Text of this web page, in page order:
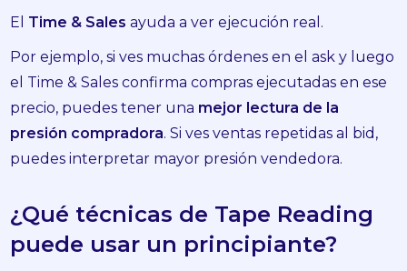
El Time & Sales ayuda a ver ejecución real.
Por ejemplo, si ves muchas órdenes en el ask y luego
el Time & Sales confirma compras ejecutadas en ese
precio, puedes tener una mejor lectura de la
presión compradora. Si ves ventas repetidas al bid,
puedes interpretar mayor presión vendedora.
¿Qué técnicas de Tape Reading
puede usar un principiante?